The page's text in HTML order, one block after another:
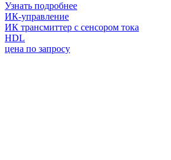
Узнать подробнее
ИК-управление
ИК трансмиттер с сенсором тока
HDL
цена по запросу